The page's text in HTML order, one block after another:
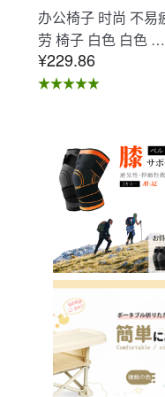
办公椅子 时尚 不易
劳 椅子 白色 白色 办
公椅子 不易疲劳 学习
椅 北欧 儿童 椅子 学
椅子 在家办公
Brilliant C-56
¥229.86